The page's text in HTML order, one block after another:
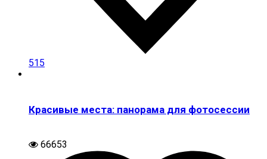
515
Красивые места: панорама для фотосессии
66653